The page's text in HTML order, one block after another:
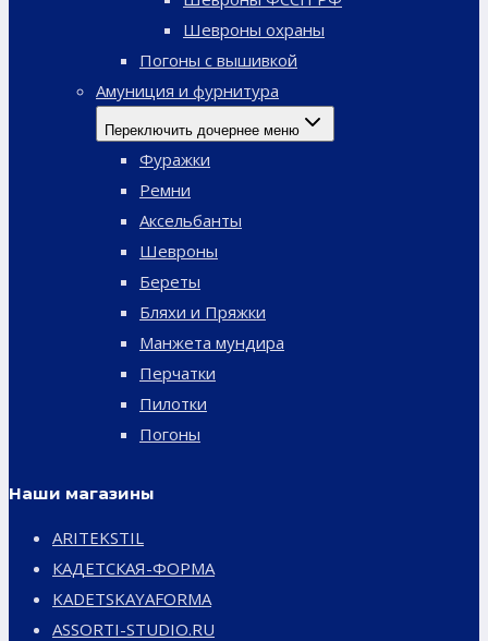
Шевроны охраны
Погоны с вышивкой
Амуниция и фурнитура
Переключить дочернее меню
Фуражки
Ремни
Аксельбанты
Шевроны
Береты
Бляхи и Пряжки
Манжета мундира
Перчатки
Пилотки
Погоны
Наши магазины
ARITEKSTIL
КАДЕТСКАЯ-ФОРМА
KADETSKAYAFORMA
ASSORTI-STUDIO.RU